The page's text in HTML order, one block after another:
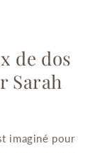
de dos
Sarah
imaginé pour